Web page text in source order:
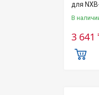
для
В
3 641